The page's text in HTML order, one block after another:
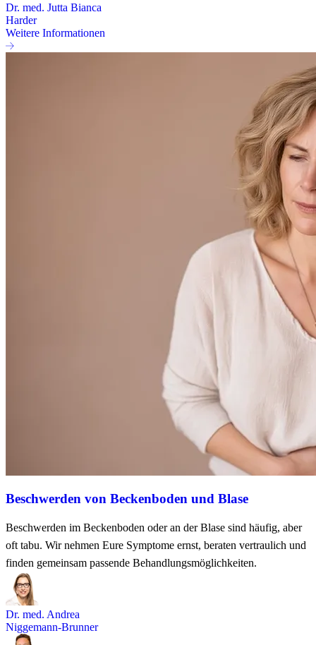
Dr. med. Jutta Bianca
Harder
Weitere Informationen
Beschwerden von Beckenboden und Blase
Beschwerden im Beckenboden oder an der Blase sind häufig, aber
oft tabu. Wir nehmen Eure Symptome ernst, beraten vertraulich und
finden gemeinsam passende Behandlungsmöglichkeiten.
Dr. med. Andrea
Niggemann-Brunner